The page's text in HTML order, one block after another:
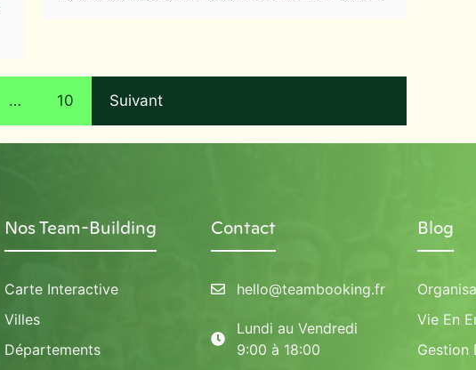
… 10 Suivant
Nos Team-Building
Carte Interactive
Villes
Départements
Contact
hello@teambooking.fr
Lundi au Vendredi
9:00 à 18:00
Blog
Vie En
Gestion